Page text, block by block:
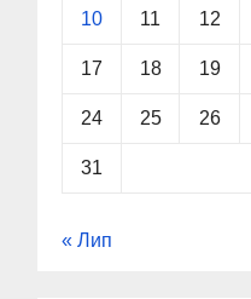
10 11 12
17 18 19
24 25 26
31
« Лип